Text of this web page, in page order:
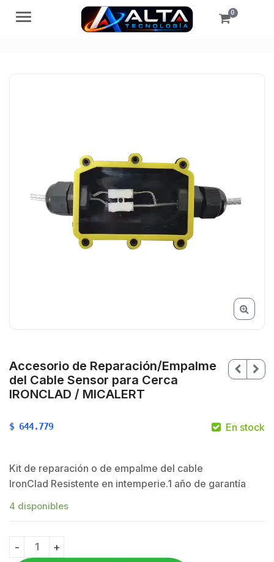
Menú 0
Accesorio de Reparación/Empalme
del Cable Sensor para Cerca
IRONCLAD / MICALERT
$
$ 644.779 En stock
Kit de reparación o de empalme del cable
IronClad Resistente en intemperie.1 año de garantía
4 disponibles
Accesorio de Reparación/Empalme del Cable Sensor